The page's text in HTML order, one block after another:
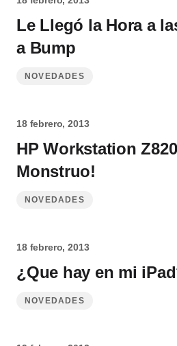
Le Llegó la Hora a
a Bump
NOVEDADES
18 febrero, 2013
HP Workstation
Monstruo!
NOVEDADES
18 febrero, 2013
¿Que hay en mi
NOVEDADES